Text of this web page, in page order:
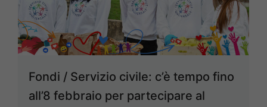
Fondi / Servizio civile: c’è tempo fino
all’8 febbraio per partecipare al